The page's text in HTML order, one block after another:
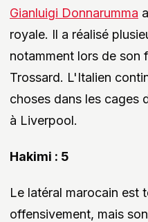
Gianluigi Donnarumma
royale. Il a réalisé
notamment lors de
Trossard. L'Italien
choses dans les cages
à Liverpool.
Hakimi : 5
Le latéral marocain est
offensivement, mais